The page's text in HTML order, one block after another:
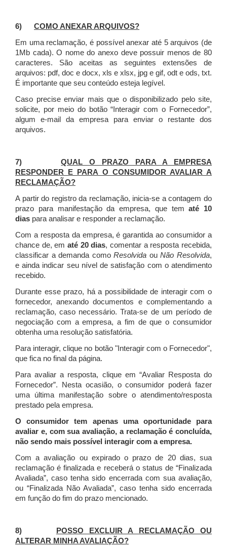
6) COMO ANEXAR ARQUIVOS?
Em uma reclamação, é possível anexar até 5 arquivos (de
1Mb cada). O nome do anexo deve possuir menos de 80
caracteres. São aceitas as seguintes extensões de
arquivos: pdf, doc e docx, xls e xlsx, jpg e gif, odt e ods, txt.
É importante que seu conteúdo esteja legível.
Caso precise enviar mais que o disponibilizado pelo site,
solicite, por meio do botão “Interagir com o Fornecedor”,
algum e-mail da empresa para enviar o restante dos
arquivos.
7)QUAL O PRAZO PARA A EMPRESA
RESPONDER E PARA O CONSUMIDOR AVALIAR A
RECLAMAÇÃO?
A partir do registro da reclamação, inicia-se a contagem do
prazo para manifestação da empresa, que tematé 10
dias para analisar e responder a reclamação.
Com a resposta da empresa, é garantida ao consumidor a
chance de, em até 20 dias, comentar a resposta recebida,
classificar a demanda comoResolvida ouNão Resolvida,
e ainda indicar seu nível de satisfação com o atendimento
recebido.
Durante esse prazo, há a possibilidade de interagir com o
fornecedor, anexando documentos e complementando a
reclamação, caso necessário.Trata-se de um período de
negociação com a empresa, a fim de que o consumidor
obtenha uma resolução satisfatória.
Para interagir, clique no botão "Interagir com o Fornecedor",
que fica no final da página.
Para avaliar a resposta, clique em “Avaliar Resposta do
Fornecedor”. Nesta ocasião, o consumidor poderá fazer
uma última manifestação sobre o atendimento/resposta
prestado pela empresa.
O consumidor tem apenas uma oportunidade para
avaliar e, com sua avaliação, a reclamação é concluída,
não sendo mais possível interagir com a empresa.
Com a avaliação ou expirado o prazo de 20 dias, sua
reclamação é finalizada e receberá o status de “Finalizada
Avaliada”, caso tenha sido encerrada com sua avaliação,
ou “Finalizada Não Avaliada”, caso tenha sido encerrada
em função do fim do prazo mencionado.
8)
POSSO EXCLUIR A RECLAMAÇÃO OU
ALTERAR MINHA AVALIAÇÃO?